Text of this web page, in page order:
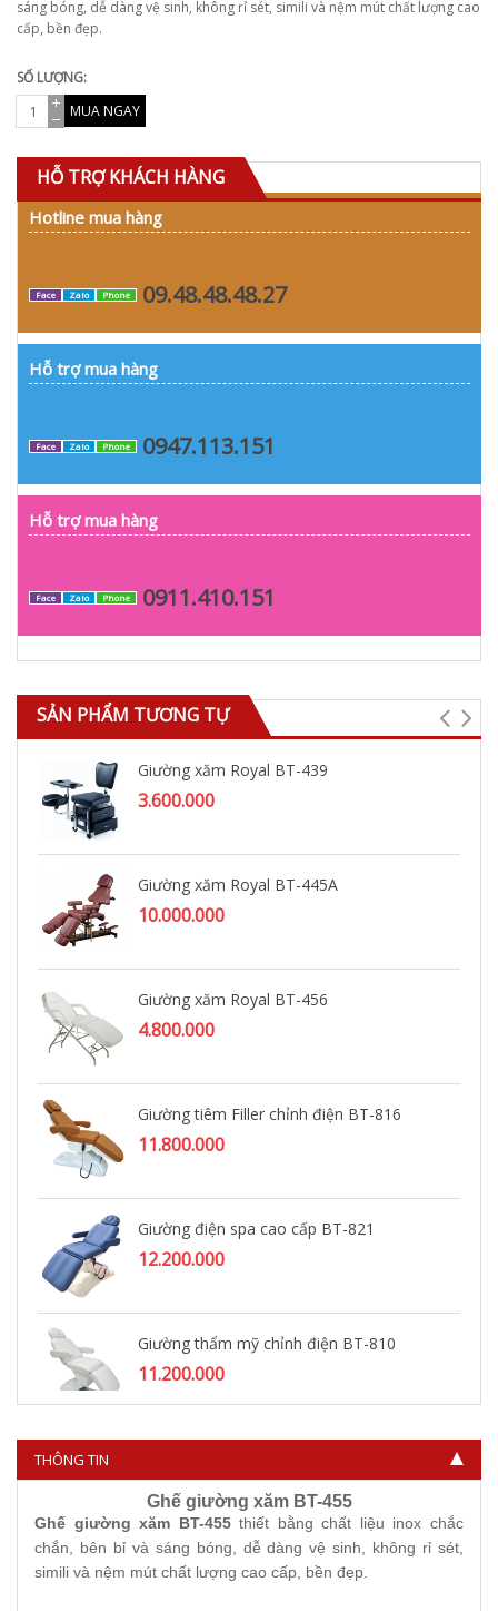
sáng bóng, dễ dàng vệ sinh, không rỉ sét, simili và nệm mút chất lượng cao
cấp, bền đẹp.
SỐ LƯỢNG:
MUA NGAY
HỖ TRỢ KHÁCH HÀNG
Hotline mua hàng
Face Zalo Phone 09.48.48.48.27
Hỗ trợ mua hàng
Face Zalo Phone 0947.113.151
Hỗ trợ mua hàng
Face Zalo Phone 0911.410.151
SẢN PHẨM TƯƠNG TỰ
Giường xăm Royal BT-439
3.600.000
Giường xăm Royal BT-445A
10.000.000
Giường xăm Royal BT-456
4.800.000
Giường tiêm Filler chỉnh điện BT-816
11.800.000
Giường điện spa cao cấp BT-821
12.200.000
Giường thẩm mỹ chỉnh điện BT-810
11.200.000
THÔNG TIN
Ghế giường xăm BT-455
Ghế giường xăm BT-455thiết bằng chất liệu inox chắc
chắn, bên bỉ và sáng bóng, dễ dàng vệ sinh, không rỉ sét,
simili và nệm mút chất lượng cao cấp, bền đẹp.